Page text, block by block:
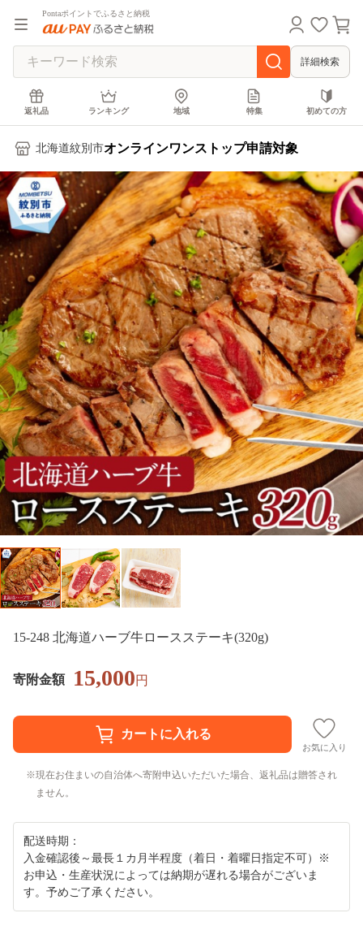
Pontaポイントでふるさと納税
詳細検索
返礼品 ランキング 地域 特集 初めての方
北海道紋別市オンラインワンストップ申請対象
15-248 北海道ハーブ牛ロースステーキ(320g)
寄附金額 15,000円
お気に入り
現在お住まいの自治体へ寄附申込いただいた場合、返礼品は贈答され
ません。
配送時期：
入金確認後～最長１カ月半程度（着日・着曜日指定不可）※
お申込・生産状況によっては納期が遅れる場合がございま
す。予めご了承ください。